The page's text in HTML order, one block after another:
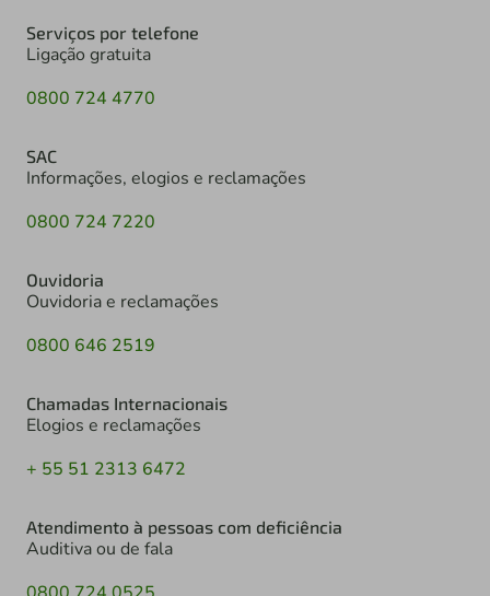
Serviços por telefone
Ligação gratuita
0800 724 4770
SAC
Informações, elogios e reclamações
0800 724 7220
Ouvidoria
Ouvidoria e reclamações
0800 646 2519
Chamadas Internacionais
Elogios e reclamações
+ 55 51 2313 6472
Atendimento à pessoas com deficiência
Auditiva ou de fala